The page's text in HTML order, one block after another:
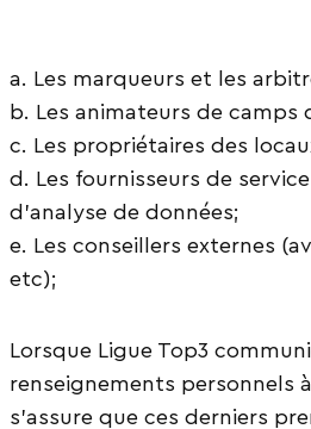
a. Les marqueurs et les
b. Les animateurs de camps
c. Les propriétaires des
d. Les fournisseurs de
d’analyse de données;
e. Les conseillers externes
etc);
Lorsque Ligue Top3
renseignements personnels
s’assure que ces derniers